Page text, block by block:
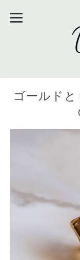
ゴールド